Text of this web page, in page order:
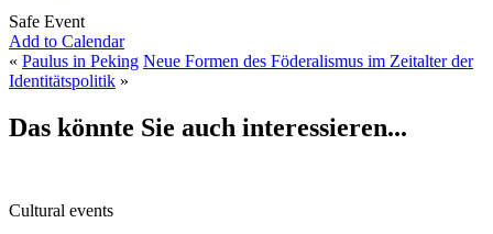
Safe Event
Add to Calendar
« Paulus in Peking Neue Formen des Föderalismus im Zeitalter der
Identitätspolitik »
Das könnte Sie auch interessieren...
Cultural events